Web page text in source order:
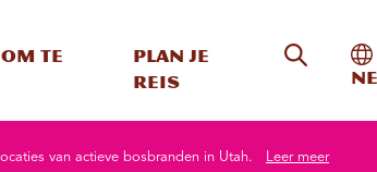
te
Plan je
reis
Zoeken
van actieve bosbranden in Utah. Leer meer